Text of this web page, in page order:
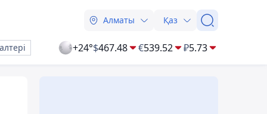
Алматы Қаз
+24°$467.48 €539.52 ₽5.73